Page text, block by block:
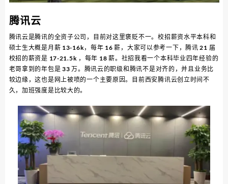
腾讯云
腾讯云是腾讯的全资子公司，目前对这里褒贬不一。校招薪资水平本科和
硕士生大概是月薪 13-16k，每年 16 薪，大家可以参考一下，腾讯 21 届
校招的薪资是 17-21.5k ，每年 18 薪。社招我看一个本科毕业四年经验的
老哥拿到的年包是 33 万。腾讯云的职级和腾讯不是对齐的，并且业务比
较边缘，这也是网上被喷的一个主要原因。目前西安腾讯云创立时间不
久，加班强度是比较大的。